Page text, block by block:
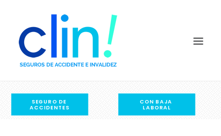
COMPARADOR POR PRECIO CON BAJA
LABORAL
SEGURO DE
ACCIDENTES